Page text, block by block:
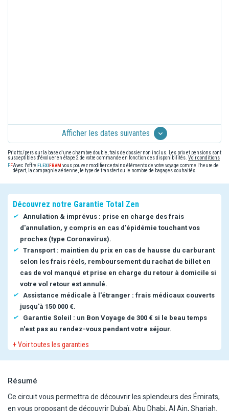
Afficher les dates suivantes
Prix ttc/pers sur la base d'une chambre double, frais de dossier non inclus. Les prix et pensions sont
susceptibles d'évoluer en étape 2 de votre commande en fonction des disponibilités. Voir conditions
Avec l'offre
vous pouvez modifier certains éléments de votre voyage comme l'heure de
départ, la compagnie aérienne, le type de transfert ou le nombre de bagages souhaités.
Découvrez notre Garantie Total Zen
Annulation & imprévus : prise en charge des frais
d'annulation, y compris en cas d'épidémie touchant vos
proches (type Coronavirus).
Transport : maintien du prix en cas de hausse du carburant
selon les frais réels, remboursement du rachat de billet en
cas de vol manqué et prise en charge du retour à domicile si
votre vol retour est annulé.
Assistance médicale à l'étranger : frais médicaux couverts
jusqu'à 150 000 €.
Garantie Soleil : un Bon Voyage de 300 € si le beau temps
n'est pas au rendez-vous pendant votre séjour.
+ Voir toutes les garanties
Résumé
Ce circuit vous permettra de découvrir les splendeurs des Émirats,
en vous proposant de découvrir Dubaï, Abu Dhabi, Al Ain, Sharjah.